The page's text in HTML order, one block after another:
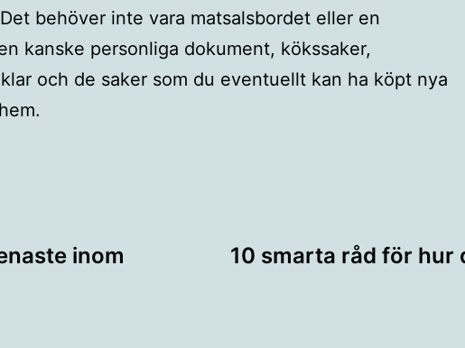
behöver inte vara matsalsbordet eller en
kanske personliga dokument, kökssaker,
och de saker som du eventuellt kan ha köpt nya
inom
10 smarta råd för hur